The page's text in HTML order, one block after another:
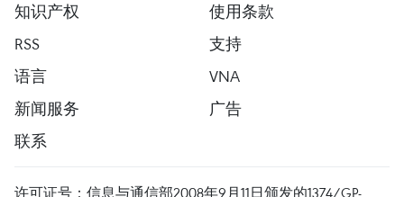
知识产权
使用条款
RSS
支持
语言
VNA
新闻服务
广告
联系
许可证号：信息与通信部2008年9月11日颁发的1374/GP-